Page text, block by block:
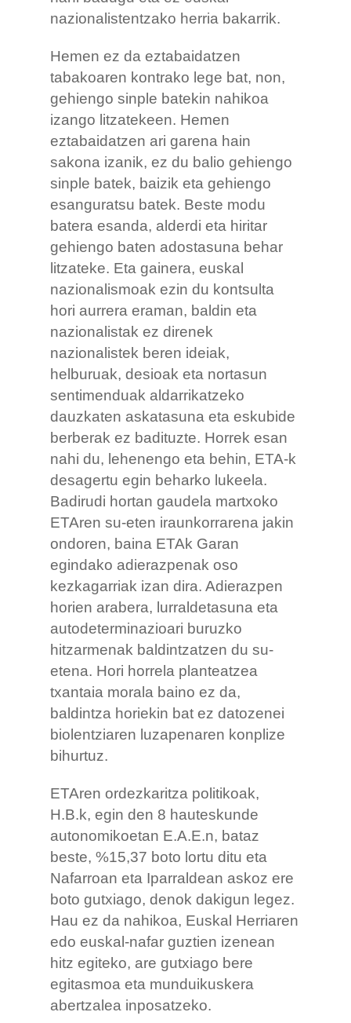
nazionalistentzako herria bakarrik.
Hemen ez da eztabaidatzen
tabakoaren kontrako lege bat, non,
gehiengo sinple batekin nahikoa
izango litzatekeen. Hemen
eztabaidatzen ari garena hain
sakona izanik, ez du balio gehiengo
sinple batek, baizik eta gehiengo
esanguratsu batek. Beste modu
batera esanda, alderdi eta hiritar
gehiengo baten adostasuna behar
litzateke. Eta gainera, euskal
nazionalismoak ezin du kontsulta
hori aurrera eraman, baldin eta
nazionalistak ez direnek
nazionalistek beren ideiak,
helburuak, desioak eta nortasun
sentimenduak aldarrikatzeko
dauzkaten askatasuna eta eskubide
berberak ez badituzte. Horrek esan
nahi du, lehenengo eta behin, ETA-k
desagertu egin beharko lukeela.
Badirudi hortan gaudela martxoko
ETAren su-eten iraunkorrarena jakin
ondoren, baina ETAk Garan
egindako adierazpenak oso
kezkagarriak izan dira. Adierazpen
horien arabera, lurraldetasuna eta
autodeterminazioari buruzko
hitzarmenak baldintzatzen du su-
etena. Hori horrela planteatzea
txantaia morala baino ez da,
baldintza horiekin bat ez datozenei
biolentziaren luzapenaren konplize
bihurtuz.
ETAren ordezkaritza politikoak,
H.B.k, egin den 8 hauteskunde
autonomikoetan E.A.E.n, bataz
beste, %15,37 boto lortu ditu eta
Nafarroan eta Iparraldean askoz ere
boto gutxiago, denok dakigun legez.
Hau ez da nahikoa, Euskal Herriaren
edo euskal-nafar guztien izenean
hitz egiteko, are gutxiago bere
egitasmoa eta munduikuskera
abertzalea inposatzeko.